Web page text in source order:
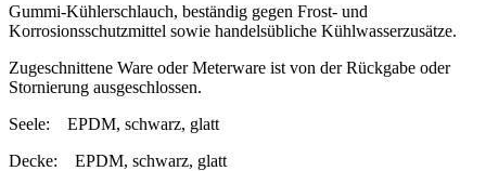
Gummi-Kühlerschlauch, beständig gegen Frost- und
Korrosionsschutzmittel sowie handelsübliche Kühlwasserzusätze.
Zugeschnittene Ware oder Meterware ist von der Rückgabe oder
Stornierung ausgeschlossen.
Seele:
EPDM, schwarz, glatt
Decke:
EPDM, schwarz, glatt